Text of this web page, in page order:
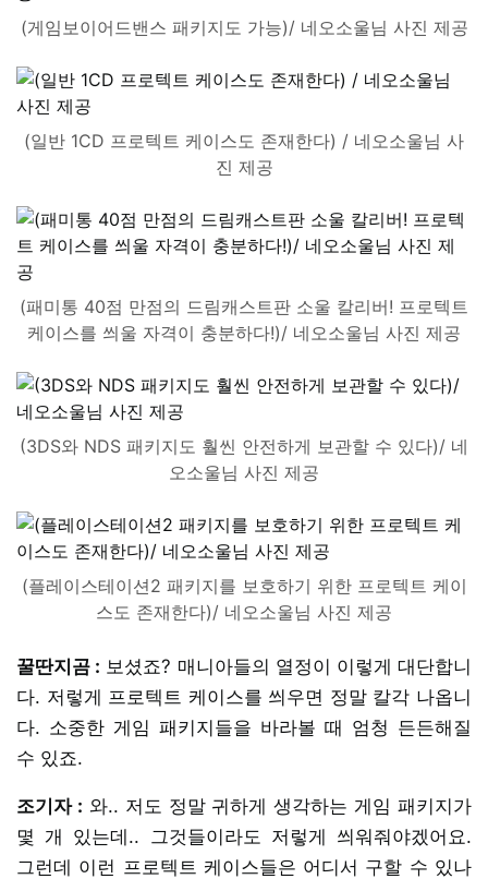
(게임보이어드밴스 패키지도 가능)/ 네오소울님 사진 제공
(일반 1CD 프로텍트 케이스도 존재한다) / 네오소울님 사
진 제공
(패미통 40점 만점의 드림캐스트판 소울 칼리버! 프로텍트
케이스를 씌울 자격이 충분하다!)/ 네오소울님 사진 제공
(3DS와 NDS 패키지도 훨씬 안전하게 보관할 수 있다)/ 네
오소울님 사진 제공
(플레이스테이션2 패키지를 보호하기 위한 프로텍트 케이
스도 존재한다)/ 네오소울님 사진 제공
꿀딴지곰 : 보셨죠? 매니아들의 열정이 이렇게 대단합니
다. 저렇게 프로텍트 케이스를 씌우면 정말 칼각 나옵니
다. 소중한 게임 패키지들을 바라볼 때 엄청 든든해질
수 있죠.
조기자 : 와.. 저도 정말 귀하게 생각하는 게임 패키지가
몇 개 있는데.. 그것들이라도 저렇게 씌워줘야겠어요.
그런데 이런 프로텍트 케이스들은 어디서 구할 수 있나